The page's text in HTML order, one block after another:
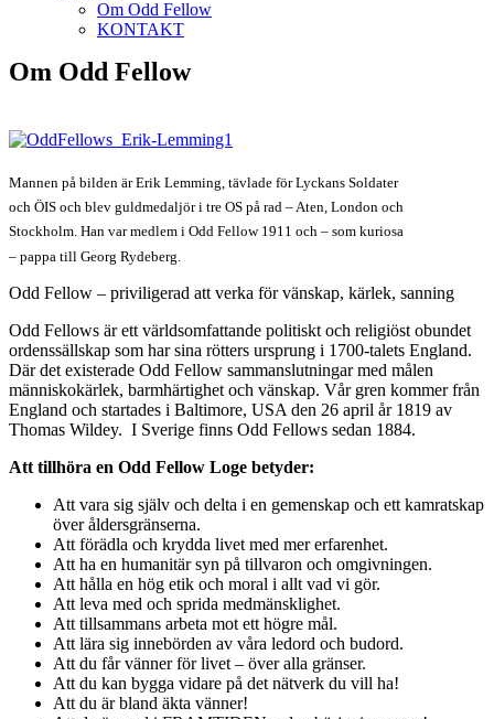
Om Odd Fellow
KONTAKT
Om Odd Fellow
Mannen på bilden är Erik Lemming, tävlade för Lyckans Soldater
och ÖIS och blev guldmedaljör i tre OS på rad – Aten, London och
Stockholm. Han var medlem i Odd Fellow 1911 och – som kuriosa
– pappa till Georg Rydeberg.
Odd Fellow – priviligerad att verka för vänskap, kärlek, sanning
Odd Fellows är ett världsomfattande politiskt och religiöst obundet
ordenssällskap som har sina rötters ursprung i 1700-talets England.
Där det existerade Odd Fellow sammanslutningar med målen
människokärlek, barmhärtighet och vänskap. Vår gren kommer från
England och startades i Baltimore, USA den 26 april år 1819 av
Thomas Wildey. I Sverige finns Odd Fellows sedan 1884.
Att tillhöra en Odd Fellow Loge betyder:
Att vara sig själv och delta i en gemenskap och ett kamratskap
över åldersgränserna.
Att förädla och krydda livet med mer erfarenhet.
Att ha en humanitär syn på tillvaron och omgivningen.
Att hålla en hög etik och moral i allt vad vi gör.
Att leva med och sprida medmänsklighet.
Att tillsammans arbeta mot ett högre mål.
Att lära sig innebörden av våra ledord och budord.
Att du får vänner för livet – över alla gränser.
Att du kan bygga vidare på det nätverk du vill ha!
Att du är bland äkta vänner!